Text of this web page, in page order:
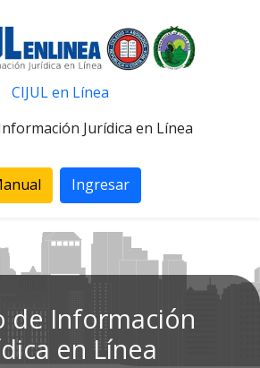
CIJUL en Línea
Jurídica en Línea
Ingresar
de Información
en Línea